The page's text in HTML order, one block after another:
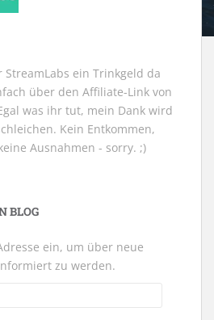
ein Trinkgeld da
über den Affiliate-Link von
was ihr tut, mein Dank wird
Kein Entkommen,
Ausnahmen - sorry. ;)
BLOG
ein, um über neue
zu werden.